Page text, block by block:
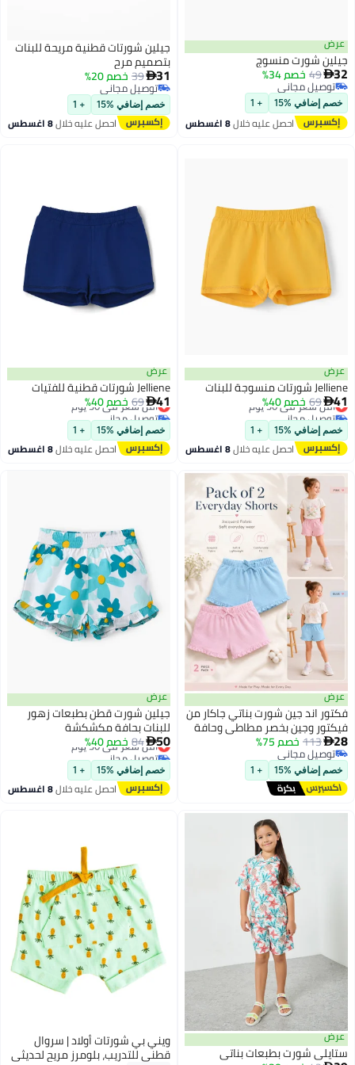
عرض
جيلين شورت منسوج
32
49 خصم 34%
توصيل مجاني
توصيل مجاني
خصم إضافي %15 + 1
احصل عليه خلال8 اغسطس
جيلين شورتات قطنية مريحة للبنات
بتصميم مرح
31
39 خصم 20%
توصيل مجاني
توصيل مجاني
خصم إضافي %15 + 1
احصل عليه خلال8 اغسطس
عرض
Jelliene شورتات منسوجة للبنات
41
69خصم 40%
أقل سعر في 30 يوم
توصيل مجاني
أقل سعر في 30 يوم
خصم إضافي %15 + 1
احصل عليه خلال8 اغسطس
عرض
Jelliene شورتات قطنية للفتيات
41
69خصم 40%
أقل سعر في 30 يوم
توصيل مجاني
أقل سعر في 30 يوم
خصم إضافي %15 + 1
احصل عليه خلال8 اغسطس
عرض
فكتور اند جين شورت بناتي جاكار من
فيكتور وجين بخصر مطاطي وحافة
مكشكشة - وردي وأزرق - عبوة من
28
113 خصم 75%
توصيل مجاني
توصيل مجاني
خصم إضافي %15 + 1
عرض
جيلين شورت قطن بطبعات زهور
للبنات بحافة مكشكشة
50
84خصم 40%
أقل سعر في 30 يوم
توصيل مجاني
أقل سعر في 30 يوم
خصم إضافي %15 + 1
احصل عليه خلال8 اغسطس
عرض
ستايلي شورت بطبعات بناتي
ويني بي شورتات أولاد | سروال
قطني للتدريب، بلومرز مريح لحديثي